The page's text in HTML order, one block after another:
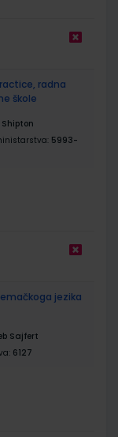
radna
škole
5993-
jezika
Sajfert
6127